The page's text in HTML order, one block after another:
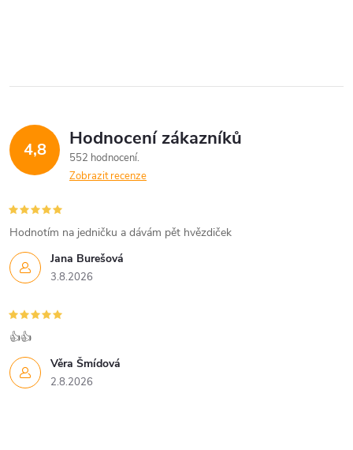
4,8 Hodnocení zákazníků
552 hodnocení
Zobrazit recenze
Jana Burešová
3.8.2026
Hodnotím na jedničku a dávám pět hvězdiček
Věra Šmídová
2.8.2026
👍👍